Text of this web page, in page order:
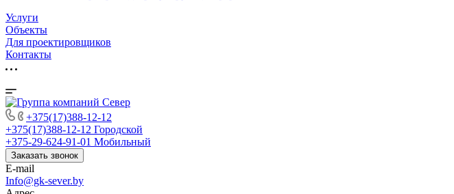
Услуги
Объекты
Для проектировщиков
Контакты
+375(17)388-12-12
+375(17)388-12-12 Городской
+375-29-624-91-01 Мобильный
Заказать звонок
E-mail
Info@gk-sever.by